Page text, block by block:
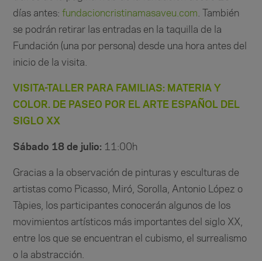
días antes:fundacioncristinamasaveu.com . También
se podrán retirar las entradas en la taquilla de la
Fundación (una por persona) desde una hora antes del
inicio de la visita.
VISITA-TALLER PARA FAMILIAS: MATERIA Y
COLOR. DE PASEO POR EL ARTE ESPAÑOL DEL
SIGLO XX
Sábado 18 de julio: 11:00h
Gracias a la observación de pinturas y esculturas de
artistas como Picasso, Miró, Sorolla, Antonio López o
Tàpies, los participantes conocerán algunos de los
movimientos artísticos más importantes del siglo XX,
entre los que se encuentran el cubismo, el surrealismo
o la abstracción.